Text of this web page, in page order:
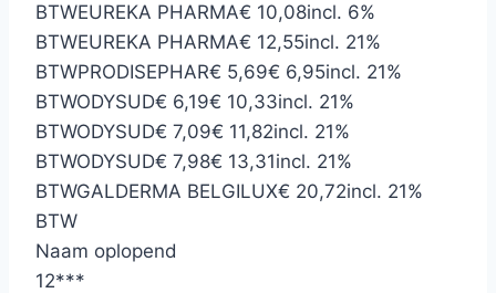
BTWEUREKA PHARMA€ 10,08incl. 6%
BTWEUREKA PHARMA€ 12,55incl. 21%
BTWPRODISEPHAR€ 5,69€ 6,95incl. 21%
BTWODYSUD€ 6,19€ 10,33incl. 21%
BTWODYSUD€ 7,09€ 11,82incl. 21%
BTWODYSUD€ 7,98€ 13,31incl. 21%
BTWGALDERMA BELGILUX€ 20,72incl. 21%
BTW
Naam oplopend
12***